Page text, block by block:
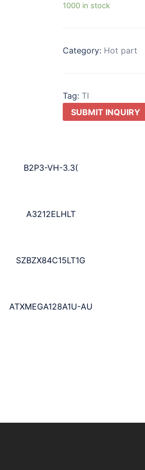
1000 in stock
Category: Hot part
Tag: TI
SUBMIT INQUIRY
B2P3-VH-3.3(
A3212ELHLT
SZBZX84C15LT1G
ATXMEGA128A1U-AU